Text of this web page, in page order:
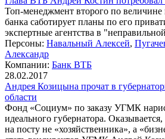
Топ-менеджмент второго по величине
банка саботирует планы по его
экспертные агентства в
Персоны: Навальный Алексей,
Александр
Компании: Банк ВТБ
28.02.2017
Андрея Козицына прочат в
области
Фонд «Социум» по заказу УГМК
идеального губернатора.
на посту не «хозяйственника», а